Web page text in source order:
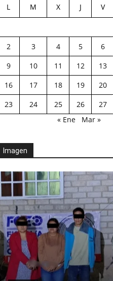
L M X J V
2
3 4 5 6
9
10 11 12 13
16
17 18 19 20
23
24 25 26 27
« Ene
Mar »
Imagen